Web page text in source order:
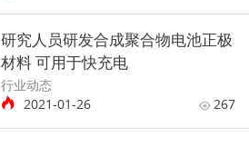
研究人员研发合成聚合物电池正极
材料 可用于快充电
行业动态
2021-01-26
267